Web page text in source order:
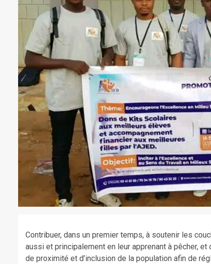
Contribuer, dans un premier temps, à soutenir les
aussi et principalement en leur apprenant à pêcher,
de proximité et d’inclusion de la population afin de